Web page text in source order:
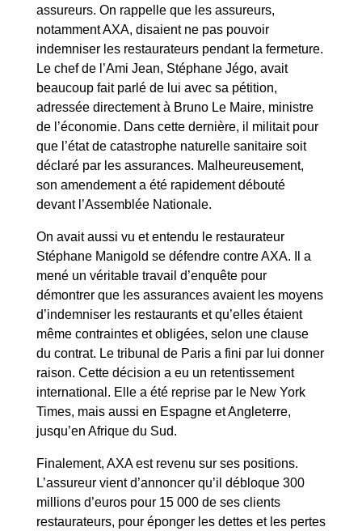
assureurs. On rappelle que les assureurs,
notamment AXA, disaient ne pas pouvoir
indemniser les restaurateurs pendant la fermeture.
Le chef de l’Ami Jean, Stéphane Jégo, avait
beaucoup fait parlé de lui avec sa pétition,
adressée directement à Bruno Le Maire, ministre
de l’économie. Dans cette dernière, il militait pour
que l’état de catastrophe naturelle sanitaire soit
déclaré par les assurances. Malheureusement,
son amendement a été rapidement débouté
devant l’Assemblée Nationale.
On avait aussi vu et entendu le restaurateur
Stéphane Manigold se défendre contre AXA. Il a
mené un véritable travail d’enquête pour
démontrer que les assurances avaient les moyens
d’indemniser les restaurants et qu’elles étaient
même contraintes et obligées, selon une clause
du contrat. Le tribunal de Paris a fini par lui donner
raison. Cette décision a eu un retentissement
international. Elle a été reprise par le New York
Times, mais aussi en Espagne et Angleterre,
jusqu’en Afrique du Sud.
Finalement, AXA est revenu sur ses positions.
L’assureur vient d’annoncer qu’il débloque 300
millions d’euros pour 15 000 de ses clients
restaurateurs, pour éponger les dettes et les pertes